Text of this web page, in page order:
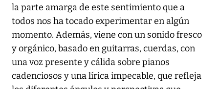
la parte amarga de este sentimiento que a
todos nos ha tocado experimentar en algún
momento. Además, viene con un sonido fresco
y orgánico, basado en guitarras, cuerdas, con
una voz presente y cálida sobre pianos
cadenciosos y una lírica impecable, que refleja